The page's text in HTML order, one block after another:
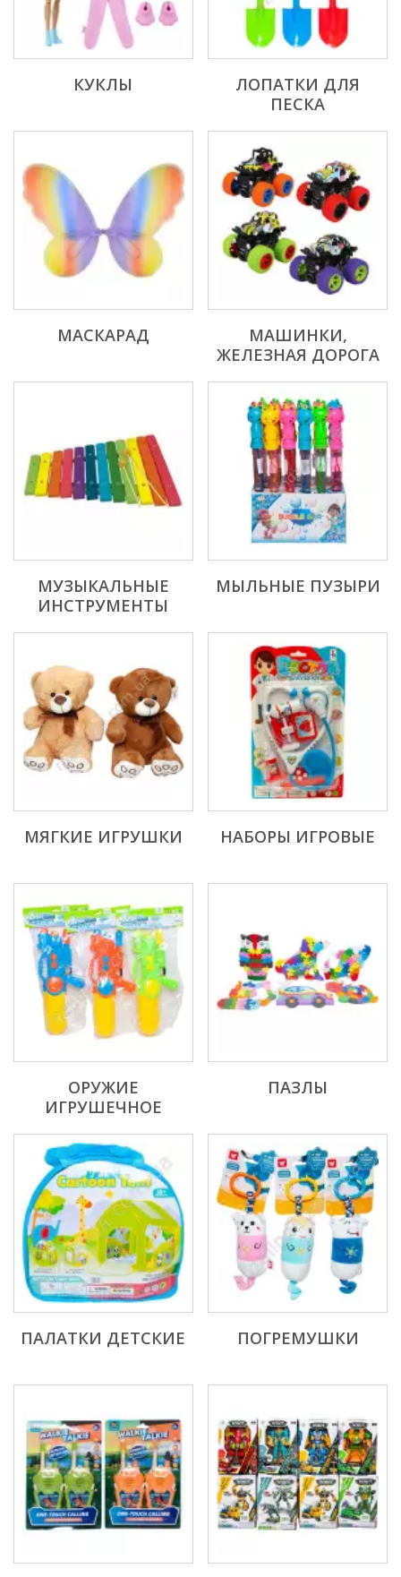
КУКЛЫ
ЛОПАТКИ ДЛЯ
ПЕСКА
МАСКАРАД
МАШИНКИ,
ЖЕЛЕЗНАЯ ДОРОГА
МУЗЫКАЛЬНЫЕ
ИНСТРУМЕНТЫ
МЫЛЬНЫЕ ПУЗЫРИ
МЯГКИЕ ИГРУШКИ НАБОРЫ ИГРОВЫЕ
ОРУЖИЕ
ИГРУШЕЧНОЕ
ПАЗЛЫ
ПАЛАТКИ ДЕТСКИЕ ПОГРЕМУШКИ